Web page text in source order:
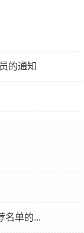
的通知
名单的...